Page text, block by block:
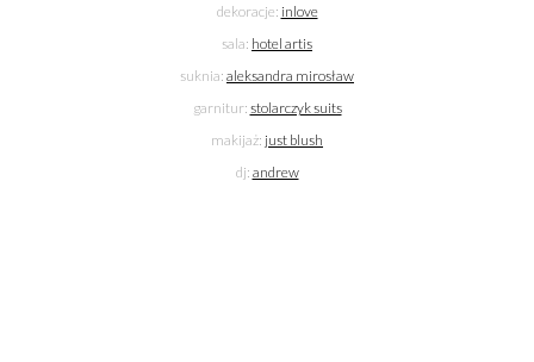
dekoracje: inlove
sala: hotel artis
suknia: aleksandra mirosław
garnitur: stolarczyk suits
makijaż: just blush
dj: andrew